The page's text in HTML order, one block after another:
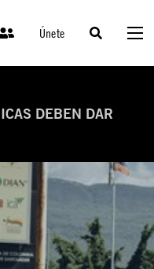
Únete
DEBEN DAR